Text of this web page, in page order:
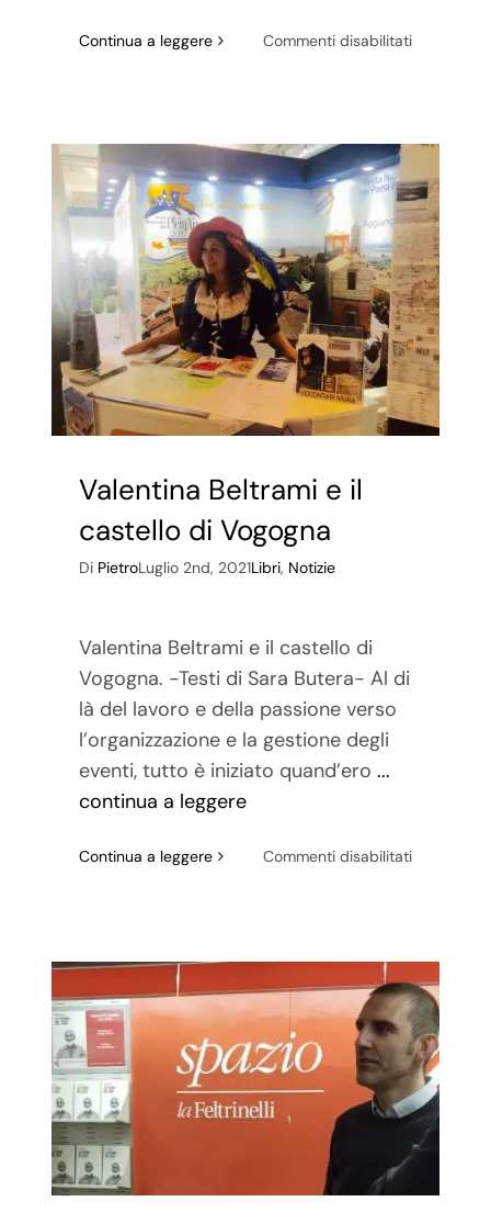
Continua a leggere Commenti disabilitatisu
DI
ERASMINA
Valentina Beltrami e il
castello di Vogogna
Di PietroLuglio 2nd, 2021Libri, Notizie
Valentina Beltrami e il castello di
Vogogna. -Testi di Sara Butera- Al di
là del lavoro e della passione verso
l’organizzazione e la gestione degli
eventi, tutto è iniziato quand’ero ...
continua a leggere
Continua a leggere Commenti disabilitatisu
di
Vogogna